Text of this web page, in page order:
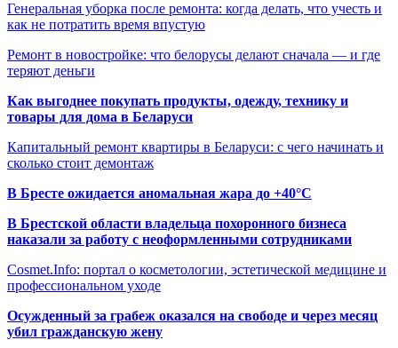
Генеральная уборка после ремонта: когда делать, что учесть и
как не потратить время впустую
Ремонт в новостройке: что белорусы делают сначала — и где
теряют деньги
Как выгоднее покупать продукты, одежду, технику и
товары для дома в Беларуси
Капитальный ремонт квартиры в Беларуси: с чего начинать и
сколько стоит демонтаж
В Бресте ожидается аномальная жара до +40°C
В Брестской области владельца похоронного бизнеса
наказали за работу с неоформленными сотрудниками
Cosmet.Info: портал о косметологии, эстетической медицине и
профессиональном уходе
Осужденный за грабеж оказался на свободе и через месяц
убил гражданскую жену